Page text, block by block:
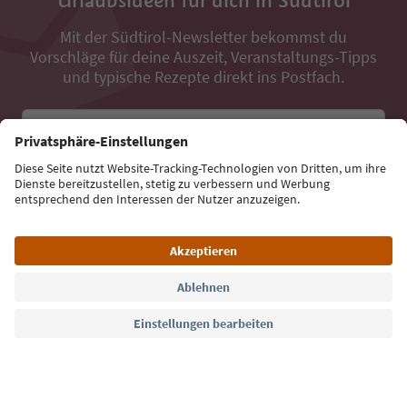
Mit der Südtirol-Newsletter bekommst du
Vorschläge für deine Auszeit, Veranstaltungs-Tipps
und typische Rezepte direkt ins Postfach.
Jetzt anmelden